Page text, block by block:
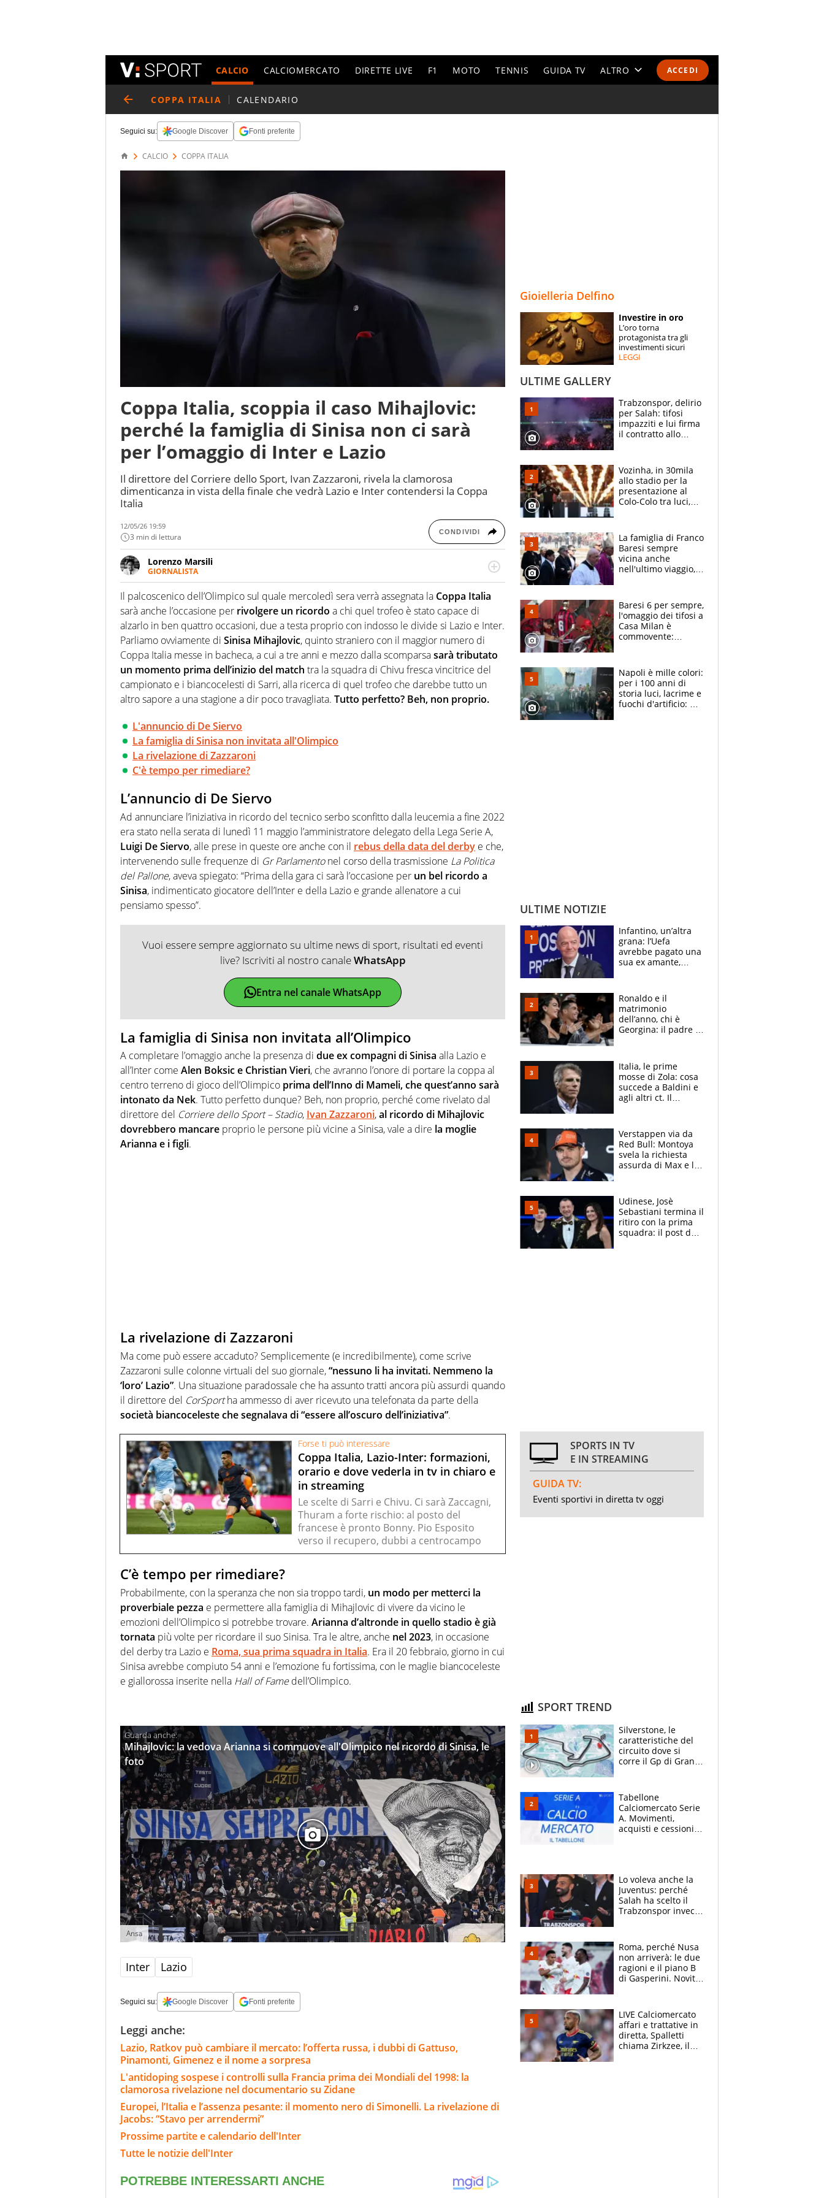
ACCEDI
CALCIO CALCIOMERCATO DIRETTE LIVE F1 MOTO TENNIS GUIDA TV ALTRO
ESPERTI
CONTATTI
COPPA ITALIA CALENDARIO
Seguici su: Google Discover Fonti preferite
CALCIO COPPA ITALIA
Coppa Italia, scoppia il caso Mihajlovic:
perché la famiglia di Sinisa non ci sarà
per l’omaggio di Inter e Lazio
Il direttore del Corriere dello Sport, Ivan Zazzaroni, rivela la clamorosa
dimenticanza in vista della finale che vedrà Lazio e Inter contendersi la Coppa
Italia
12/05/26 19:59
3 min di lettura CONDIVIDI
Lorenzo Marsili
GIORNALISTA
Giornalista pubblicista, redattore, divulgatore. E' una delle anime video del sito:
racconta in immagini un evento e lo fa come pochi altri
Il palcoscenico dell’Olimpico sul quale mercoledì sera verrà assegnata la Coppa Italia
sarà anche l’occasione per rivolgere un ricordo a chi quel trofeo è stato capace di
alzarlo in ben quattro occasioni, due a testa proprio con indosso le divide si Lazio e Inter.
Parliamo ovviamente di Sinisa Mihajlovic, quinto straniero con il maggior numero di
Coppa Italia messe in bacheca, a cui a tre anni e mezzo dalla scomparsasarà tributato
un momento prima dell’inizio del match tra la squadra di Chivu fresca vincitrice del
campionato e i biancocelesti di Sarri, alla ricerca di quel trofeo che darebbe tutto un
altro sapore a una stagione a dir poco travagliata. Tutto perfetto? Beh, non proprio.
L'annuncio di De Siervo
La famiglia di Sinisa non invitata all'Olimpico
La rivelazione di Zazzaroni
C'è tempo per rimediare?
L’annuncio di De Siervo
Ad annunciare l’iniziativa in ricordo del tecnico serbo sconfitto dalla leucemia a fine 2022
era stato nella serata di lunedì 11 maggio l’amministratore delegato della Lega Serie A,
Luigi De Siervo, alle prese in queste ore anche con il rebus della data del derby e che,
intervenendo sulle frequenze di Gr Parlamentonel corso della trasmissione La Politica
del Pallone, aveva spiegato: “Prima della gara ci sarà l’occasione per un bel ricordo a
Sinisa, indimenticato giocatore dell’Inter e della Lazio e grande allenatore a cui
pensiamo spesso”.
Vuoi essere sempre aggiornato su ultime news di sport, risultati ed eventi
live? Iscriviti al nostro canaleWhatsApp
Entra nel canale WhatsApp
La famiglia di Sinisa non invitata all’Olimpico
A completare l’omaggio anche la presenza di due ex compagni di Sinisa alla Lazio e
all’Inter come Alen Boksic e Christian Vieri, che avranno l’onore di portare la coppa al
centro terreno di gioco dell’Olimpico prima dell’Inno di Mameli, che quest’anno sarà
intonato da Nek. Tutto perfetto dunque? Beh, non proprio, perché come rivelato dal
direttore del Corriere dello Sport – Stadio, Ivan Zazzaroni,al ricordo di Mihajlovic
dovrebbero mancare proprio le persone più vicine a Sinisa, vale a dire la moglie
Arianna e i figli.
La rivelazione di Zazzaroni
Ma come può essere accaduto? Semplicemente (e incredibilmente), come scrive
Zazzaroni sulle colonne virtuali del suo giornale,“nessuno li ha invitati. Nemmeno la
‘loro’ Lazio”. Una situazione paradossale che ha assunto tratti ancora più assurdi quando
il direttore del CorSportha ammesso di aver ricevuto una telefonata da parte della
società biancoceleste che segnalava di “essere all’oscuro dell’iniziativa”.
Forse ti può interessare
Coppa Italia, Lazio-Inter: formazioni,
orario e dove vederla in tv in chiaro e
in streaming
Le scelte di Sarri e Chivu. Ci sarà Zaccagni,
Thuram a forte rischio: al posto del
francese è pronto Bonny. Pio Esposito
verso il recupero, dubbi a centrocampo
C’è tempo per rimediare?
Probabilmente, con la speranza che non sia troppo tardi, un modo per metterci la
proverbiale pezza e permettere alla famiglia di Mihajlovic di vivere da vicino le
emozioni dell’Olimpico si potrebbe trovare. Arianna d’altronde in quello stadio è già
tornata più volte per ricordare il suo Sinisa. Tra le altre, anche nel 2023, in occasione
del derby tra Lazio e Roma, sua prima squadra in Italia. Era il 20 febbraio, giorno in cui
Sinisa avrebbe compiuto 54 anni e l’emozione fu fortissima, con le maglie biancoceleste
e giallorossa inserite nella Hall of Famedell’Olimpico.
Mihajlovic: la vedova Arianna si commuove all'Olimpico nel ricordo di Sinisa, le
foto
Ansa
Inter Lazio
Seguici su: Google Discover Fonti preferite
Leggi anche:
Lazio, Ratkov può cambiare il mercato: l’offerta russa, i dubbi di Gattuso,
Pinamonti, Gimenez e il nome a sorpresa
L'antidoping sospese i controlli sulla Francia prima dei Mondiali del 1998: la
clamorosa rivelazione nel documentario su Zidane
Europei, l’Italia e l’assenza pesante: il momento nero di Simonelli. La rivelazione di
Jacobs: “Stavo per arrendermi”
Prossime partite e calendario dell'Inter
Tutte le notizie dell'Inter
Gioielleria Delfino
Investire in oro
L’oro torna
protagonista tra gli
investimenti sicuri
LEGGI
ULTIME GALLERY
Trabzonspor, delirio
per Salah: tifosi
impazziti e lui firma
il contratto allo
Vozinha, in 30mila
allo stadio per la
presentazione al
Colo-Colo tra luci,
La famiglia di Franco
Baresi sempre
vicina anche
nell'ultimo viaggio,
circondati
dall'affetto dei tifosi
Baresi 6 per sempre,
l'omaggio dei tifosi a
Casa Milan è
commovente:
bigliettini
Napoli è mille colori:
per i 100 anni di
storia luci, lacrime e
fuochi d'artificio: De
ULTIME NOTIZIE
Infantino, un’altra
grana: l’Uefa
avrebbe pagato una
sua ex amante,
Ronaldo e il
matrimonio
dell’anno, chi è
Georgina: il padre in
social
Italia, le prime
mosse di Zola: cosa
succede a Baldini e
agli altri ct. Il
azzurri
Verstappen via da
Red Bull: Montoya
svela la richiesta
assurda di Max e lo
McLaren siano
meglio?”
Udinese, Josè
Sebastiani termina il
ritiro con la prima
squadra: il post del
SPORTS IN TV
E IN STREAMING
GUIDA TV:
Eventi sportivi in diretta tv oggi
SPORT TREND
Silverstone, le
caratteristiche del
circuito dove si
corre il Gp di Gran
Tabellone
Calciomercato Serie
A. Movimenti,
acquisti e cessioni:
Lo voleva anche la
Juventus: perché
Salah ha scelto il
Trabzonspor invece
Roma, perché Nusa
non arriverà: le due
ragioni e il piano B
di Gasperini. Novità
LIVE Calciomercato
affari e trattative in
diretta, Spalletti
chiama Zirkzee, il